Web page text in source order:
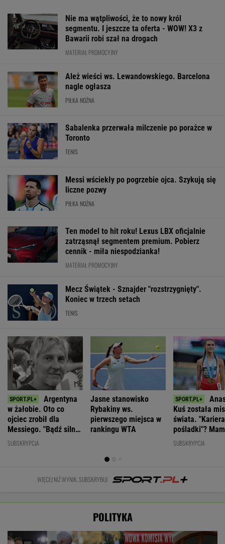
Nie ma wątpliwości, że to nowy król
segmentu. I jeszcze ta oferta - WOW! X3 z
Bawarii robi szał na drogach
MATERIAŁ PROMOCYJNY
Ależ wieści ws. Lewandowskiego. Barcelona
nagle ogłasza
PIŁKA NOŻNA
Sabalenka przerwała milczenie po porażce w
Toronto
TENIS
Messi wściekły po pogrzebie ojca. Szykują się
liczne pozwy
PIŁKA NOŻNA
Ten model to hit roku! Lexus LBX oficjalnie
zatrząsnął segmentem premium. Pobierz
cennik - miła niespodzianka!
MATERIAŁ PROMOCYJNY
Mecz Świątek - Sznajder "rozstrzygnięty".
Koniec w trzech setach
TENIS
Argentyna
w żałobie. Oto co
ojciec zrobił dla
Messiego. "Bądź silny,
Leo"
SUBSKRYPCJA
Jasne stanowisko
Rybakiny ws.
pierwszego miejsca w
rankingu WTA
Kuś została
świata.
pośladki"?
komentarz
SUBSKRYPCJA
WIĘCEJ NIŻ WYNIK. SUBSKRYBUJ
POLITYKA